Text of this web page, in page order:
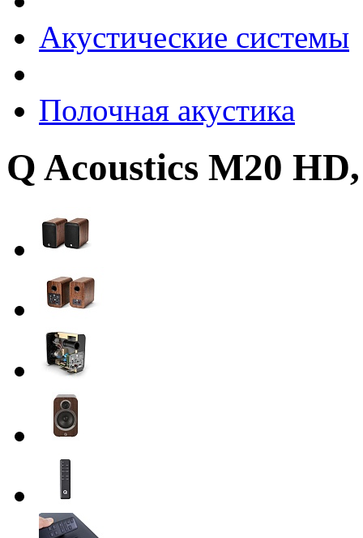
Акустические системы
Полочная акустика
Q Acoustics M20